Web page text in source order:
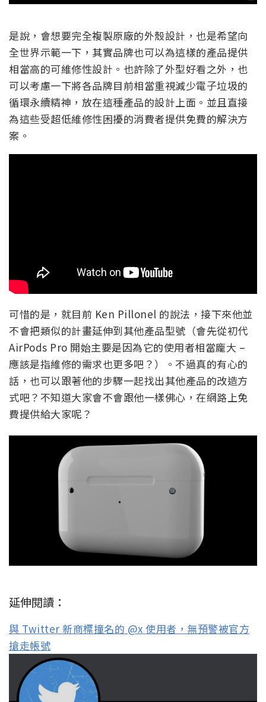
是說，會想要完全複製原廠的外殼設計，也是希望向
全世界示範一下，其實品牌也可以為這樣的產品提供
相當高的可維修性設計。也許除了外型好看之外，也
可以考慮一下將各品牌目前相當重視減少電子垃圾的
循環永續精神，放在這種產品的設計上面。並且直接
為這些受超低維修性困擾的消費者提供免費的解決方
案。
可惜的是，就目前 Ken Pillonel 的說法，接下來他並
不會把類似的計畫延伸到其他產品型號（會先從初代
AirPods Pro 開始主要是因為它的使用者相當龐大 –
應該是指維修的需求也更多吧？）。不過真的有心的
話，也可以跟著他的步驟一起找出其他產品的改造方
式吧？不知道大家會不會跟他一樣佛心，在網路上免
費提供給大家呢？
延伸閱讀：
與 Twitter 新商標撞名的 @x 使用者，無預警被官方
搶走帳號